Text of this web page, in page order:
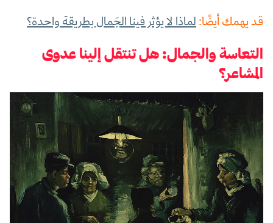
قد يهمك أيضًا:لماذا لا يؤثر فينا الجَمال بطريقة واحدة؟
التعاسة والجمال: هل تنتقل إلينا عدوى
المشاعر؟